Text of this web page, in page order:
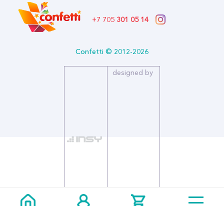
+7 705 301 05 14
Confetti © 2012-2026
designed by